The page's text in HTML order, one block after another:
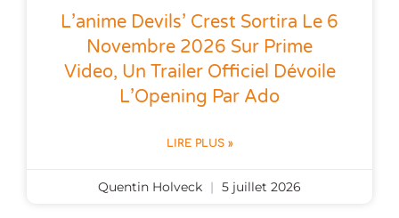
L’anime Devils’ Crest Sortira Le 6
Novembre 2026 Sur Prime
Video, Un Trailer Officiel Dévoile
L’Opening Par Ado
LIRE PLUS »
Quentin Holveck 5 juillet 2026